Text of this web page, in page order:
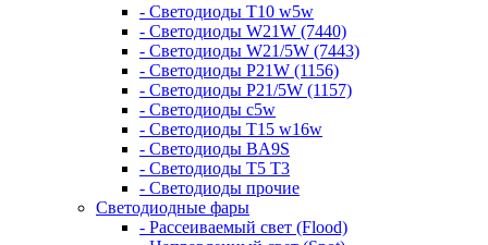
- Светодиоды T10 w5w
- Светодиоды W21W (7440)
- Светодиоды W21/5W (7443)
- Светодиоды P21W (1156)
- Светодиоды P21/5W (1157)
- Светодиоды c5w
- Светодиоды T15 w16w
- Светодиоды BA9S
- Светодиоды T5 T3
- Светодиоды прочие
Светодиодные фары
- Рассеиваемый свет (Flood)